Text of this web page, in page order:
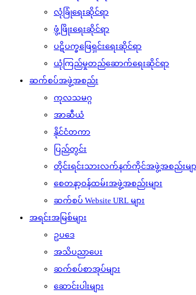
လုံခြုံရေးဆိုင်ရာ
ဖွံ့ဖြိုးရေးဆိုင်ရာ
ပဋိပက္ခဖြေရှင်းရေးဆိုင်ရာ
ယုံကြည်မှုတည်ဆောက်ရေးဆိုင်ရာ
ဆက်စပ်အဖွဲ့အစည်း
ကုလသမဂ္ဂ
အာဆီယံ
နိုင်ငံတကာ
ပြည်တွင်း
တိုင်းရင်းသားလက်နက်ကိုင်အဖွဲ့အစည်းမျာ
စေတနာ့ဝန်ထမ်းအဖွဲ့အစည်းများ
ဆက်စပ် Website URL များ
အရင်းအမြစ်များ
ဥပဒေ
အသိပညာပေး
ဆက်စပ်စာအုပ်များ
ဆောင်းပါးများ